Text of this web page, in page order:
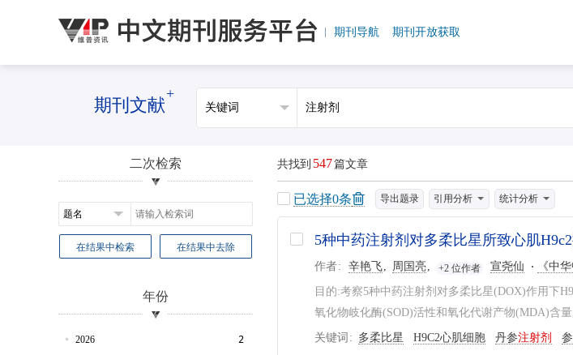
期刊导航 期刊开放获取
期刊文献
+
二次检索
在结果中检索 在结果中去除
年份
2026 2
共找到 547篇文章
已选择0条 导出题录 引用分析 统计分析
5种中药注射剂对多柔比星所致心肌
作者 辛艳飞 周国亮 +2 位作者 宣尧仙 《中
目的:考察5种中药注射剂对多柔比星(DOX)作用下
氧化物岐化酶(SOD)活性和氧化代谢产物(MDA)含
关键词 多柔比星 H9C2心肌细胞 丹参注射剂